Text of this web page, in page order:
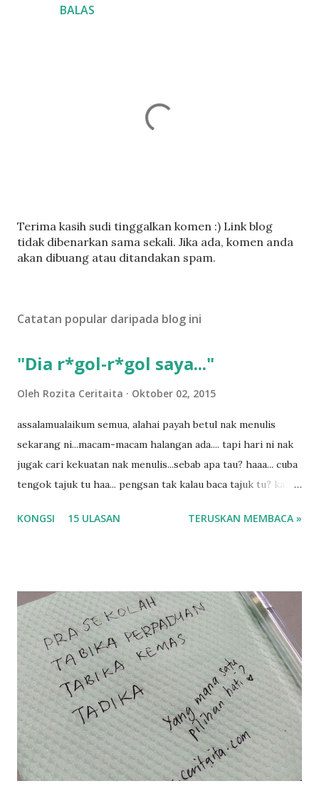
BALAS
C
a
t
l
a
Terima kasih sudi tinggalkan komen :) Link blog
tidak dibenarkan sama sekali. Jika ada, komen anda
akan dibuang atau ditandakan spam.
Catatan popular daripada blog ini
"Dia r*gol-r*gol saya..."
Oleh Rozita Ceritaita Oktober 02, 2015
assalamualaikum semua, alahai payah betul nak menulis
sekarang ni...macam-macam halangan ada.... tapi hari ni nak
jugak cari kekuatan nak menulis...sebab apa tau? haaa... cuba
tengok tajuk tu haa... pengsan tak kalau baca tajuk tu? kalau
tau? yang sebut tu anak aku....diulangi ANAK AKU ....adoiiii
balik keja aku ajak la shah singgah Giant beli barang
sikit...dalam perjalanan dari dalam kereta tu biasalah kan
kami memang akan pimpin anak-anak jalan sampai masuk
dalam... dan kebiasanya bagi anak 4 macam kami ni bahagi-
bahagi lah siapa nak pimpin siapa... dan biasanya aku akan
dukung adik hadi sambil pimpin kakak husna... yang abg
ngah dengan abg long terserah pada shah la pulak.. tapi
kalau ikut anak-anak semua nak ummi pimpin... ajer rebeh
ba...
KONGSI 15 ULASAN TERUSKAN MEMBACA »